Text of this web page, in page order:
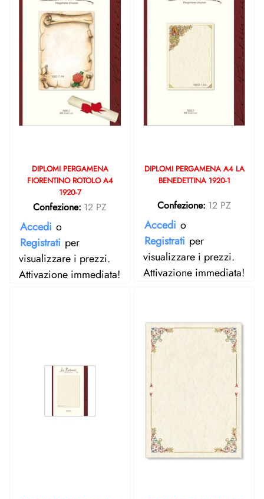
DIPLOMI PERGAMENA
FIORENTINO ROTOLO A4
1920-7
Confezione: 12 PZ
Accedi o
Registrati per
visualizzare i prezzi.
Attivazione immediata!
DIPLOMI PERGAMENA A4 LA
BENEDETTINA 1920-1
Confezione: 12 PZ
Accedi o
Registrati per
visualizzare i prezzi.
Attivazione immediata!